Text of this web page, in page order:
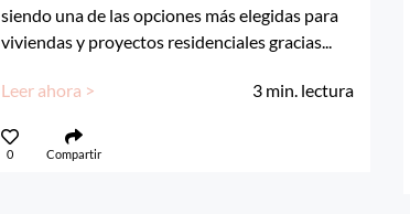
siendo una de las opciones más elegidas para
viviendas y proyectos residenciales gracias...
Leer ahora > 3 min. lectura
0 Compartir